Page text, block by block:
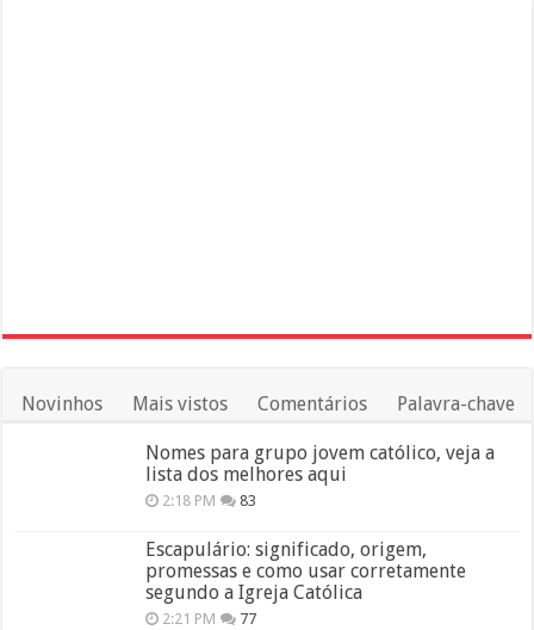
Novinhos Mais vistos Comentários Palavra-chave
Nomes para grupo jovem católico, veja a
lista dos melhores aqui
2:18 PM 83
Escapulário: significado, origem,
promessas e como usar corretamente
segundo a Igreja Católica
2:21 PM 77